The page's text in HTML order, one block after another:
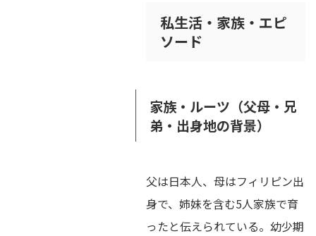
私生活・家族・エピ
ソード
家族・ルーツ（父母・兄
弟・出身地の背景）
父は日本人、母はフィリピン出
身で、姉妹を含む5人家族で育
ったと伝えられている。幼少期